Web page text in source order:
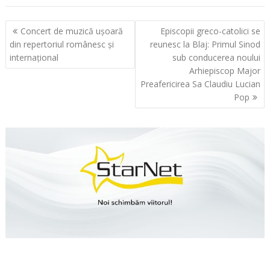
Navigare
în
articole
Concert de muzică ușoară
din repertoriul românesc și
internațional
Episcopii greco-catolici se
reunesc la Blaj: Primul Sinod
sub conducerea noului
Arhiepiscop Major
Preafericirea Sa Claudiu Lucian
Pop